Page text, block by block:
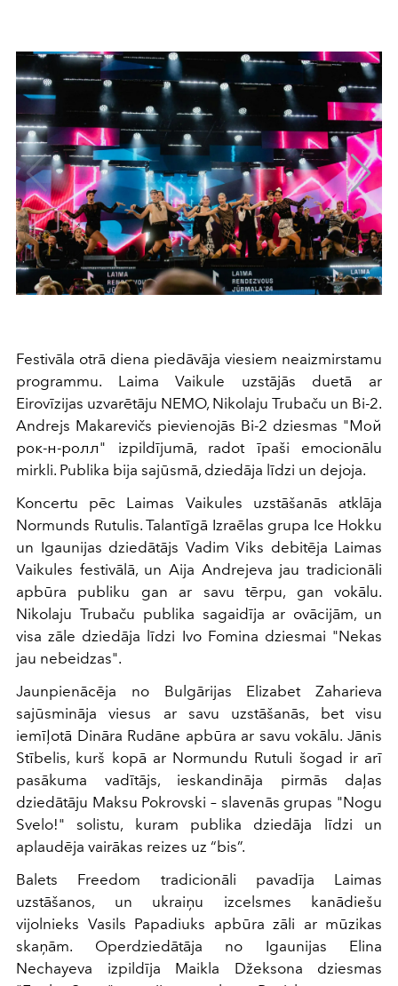
Festivāla otrā diena piedāvāja viesiem neaizmirstamu
programmu. Laima Vaikule uzstājās duetā ar
Eirovīzijas uzvarētāju NEMO, Nikolaju Trubaču un Bi-2.
Andrejs Makarevičs pievienojās Bi-2 dziesmas "Мой
рок-н-ролл" izpildījumā, radot īpaši emocionālu
mirkli. Publika bija sajūsmā, dziedāja līdzi un dejoja.
Koncertu pēc Laimas Vaikules uzstāšanās atklāja
Normunds Rutulis. Talantīgā Izraēlas grupa Ice Hokku
un Igaunijas dziedātājs Vadim Viks debitēja Laimas
Vaikules festivālā, un Aija Andrejeva jau tradicionāli
apbūra publiku gan ar savu tērpu, gan vokālu.
Nikolaju Trubaču publika sagaidīja ar ovācijām, un
visa zāle dziedāja līdzi Ivo Fomina dziesmai "Nekas
jau nebeidzas".
Jaunpienācēja no Bulgārijas Elizabet Zaharieva
sajūsmināja viesus ar savu uzstāšanās, bet visu
iemīļotā Dināra Rudāne apbūra ar savu vokālu. Jānis
Stībelis, kurš kopā ar Normundu Rutuli šogad ir arī
pasākuma vadītājs, ieskandināja pirmās daļas
dziedātāju Maksu Pokrovski – slavenās grupas "Nogu
Svelo!" solistu, kuram publika dziedāja līdzi un
aplaudēja vairākas reizes uz “bis”.
Balets Freedom tradicionāli pavadīja Laimas
uzstāšanos, un ukraiņu izcelsmes kanādiešu
vijolnieks Vasils Papadiuks apbūra zāli ar mūzikas
skaņām. Operdziedātāja no Igaunijas Elina
Nechayeva izpildīja Maikla Džeksona dziesmas